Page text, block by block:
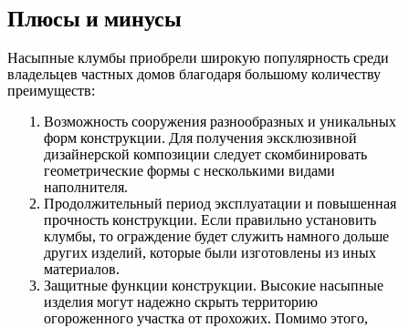
Плюсы и минусы
Насыпные клумбы приобрели широкую популярность среди
владельцев частных домов благодаря большому количеству
преимуществ:
Возможность сооружения разнообразных и уникальных
форм конструкции. Для получения эксклюзивной
дизайнерской композиции следует скомбинировать
геометрические формы с несколькими видами
наполнителя.
Продолжительный период эксплуатации и повышенная
прочность конструкции. Если правильно установить
клумбы, то ограждение будет служить намного дольше
других изделий, которые были изготовлены из иных
материалов.
Защитные функции конструкции. Высокие насыпные
изделия могут надежно скрыть территорию
огороженного участка от прохожих. Помимо этого,